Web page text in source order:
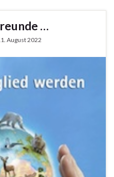
…
August 2022